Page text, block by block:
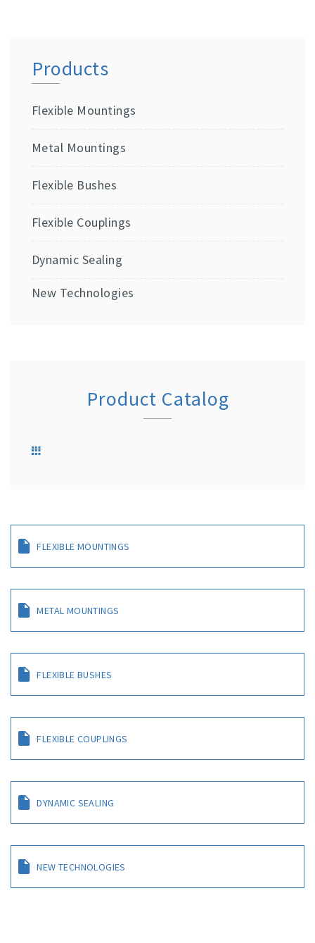
Products
Flexible Mountings
Metal Mountings
Flexible Bushes
Flexible Couplings
Dynamic Sealing
New Technologies
Product Catalog
FLEXIBLE MOUNTINGS
METAL MOUNTINGS
FLEXIBLE BUSHES
FLEXIBLE COUPLINGS
DYNAMIC SEALING
NEW TECHNOLOGIES